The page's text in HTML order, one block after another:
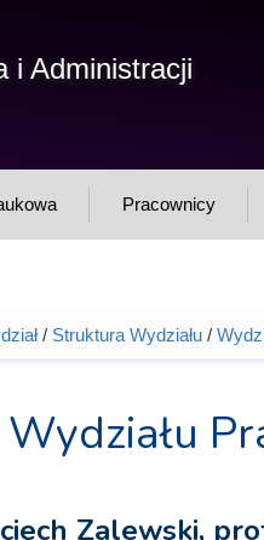
i Administracji
Pracownicy
/ Struktura Wydziału/
Wydziału
Zalewski,